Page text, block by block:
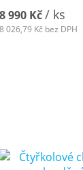
8 990 Kč/ ks
8 026,79 Kč bez DPH